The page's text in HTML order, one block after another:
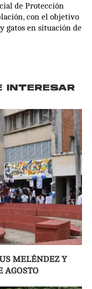
de Protección
con el objetivo
gatos en situación de
INTERESAR
MELÉNDEZ Y
AGOSTO